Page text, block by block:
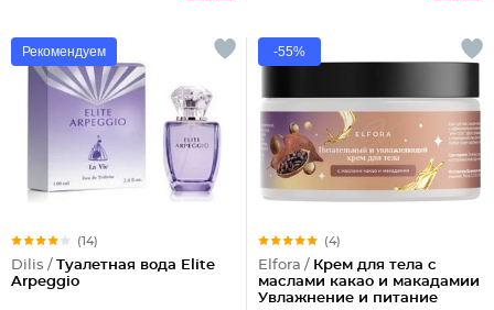
Рекомендуем
(14)
Dilis / Туалетная вода Elite
Arpeggio
-55%
(4)
Elfora / Крем для тела с
маслами какао и макадамии
Увлажнение и питание